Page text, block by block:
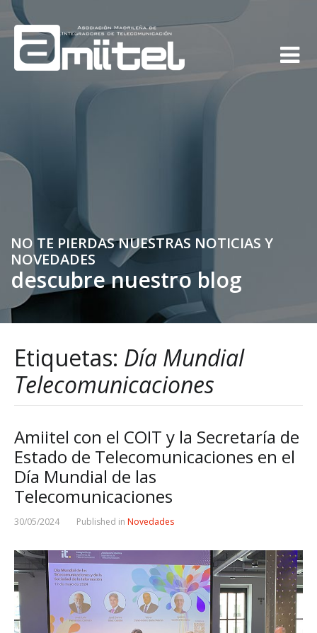
NO TE PIERDAS NUESTRAS NOTICIAS Y
NOVEDADES
descubre nuestro blog
Etiquetas: Día Mundial
Telecomunicaciones
Amiitel con el COIT y la Secretaría de
Estado de Telecomunicaciones en el
Día Mundial de las
Telecomunicaciones
30/05/2024 Published in Novedades